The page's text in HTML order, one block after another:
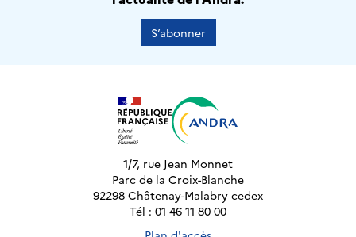
S’abonner
1/7, rue Jean Monnet
Parc de la Croix-Blanche
92298 Châtenay-Malabry cedex
Tél : 01 46 11 80 00